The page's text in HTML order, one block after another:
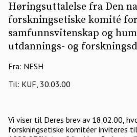
Høringsuttalelse fra Den
forskningsetiske komité for
samfunnsvitenskap og
utdannings- og
Fra: NESH
Til: KUF, 30.03.00
Vi viser til Deres brev av 18.02.00,
forskningsetiske komitéer inviteres